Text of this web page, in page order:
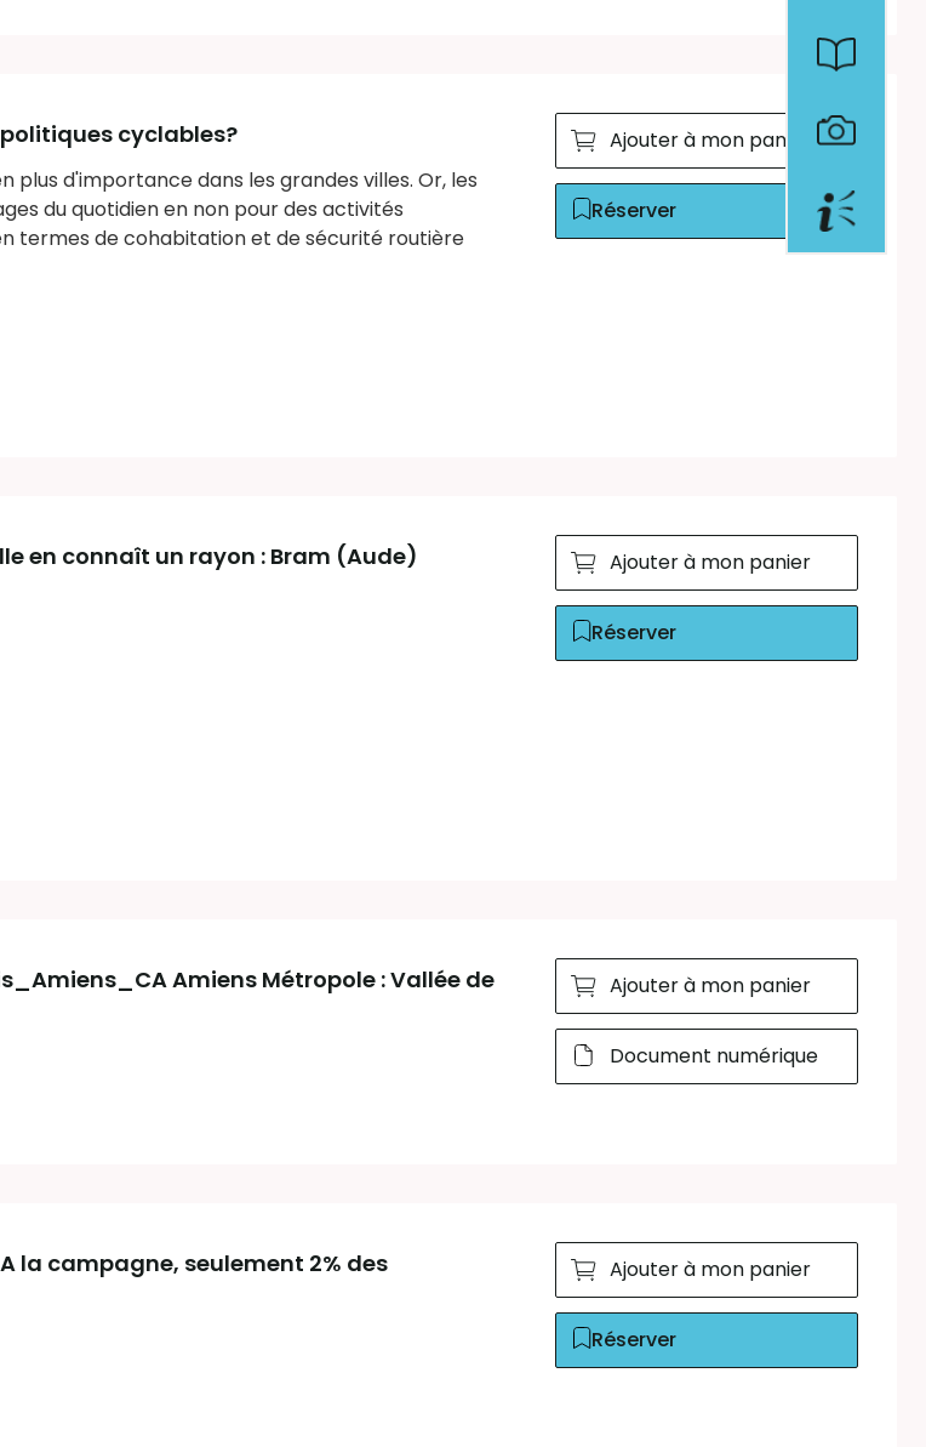
cyclables?
plus d'importance dans les grandes villes. Or, les
du quotidien en non pour des activités
termes de cohabitation et de sécurité routière
Ajouter à mon panier
Réserver
en connaît un rayon : Bram (Aude) Ajouter à mon panier
Réserver
Amiens Métropole : Vallée de
Ajouter à mon panier
Document numérique
la campagne, seulement 2% des
Ajouter à mon panier
Réserver